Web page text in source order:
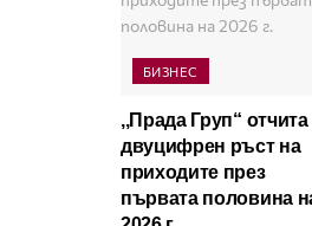
БИЗНЕС
,,Прада Груп“ отчита
двуцифрен ръст на
приходите през
първата половина